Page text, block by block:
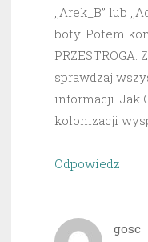
,,Arek_B” lub
boty. Potem
PRZESTROGA:
sprawdzaj
informacji. Jak
kolonizacji
Odpowiedz
gosc